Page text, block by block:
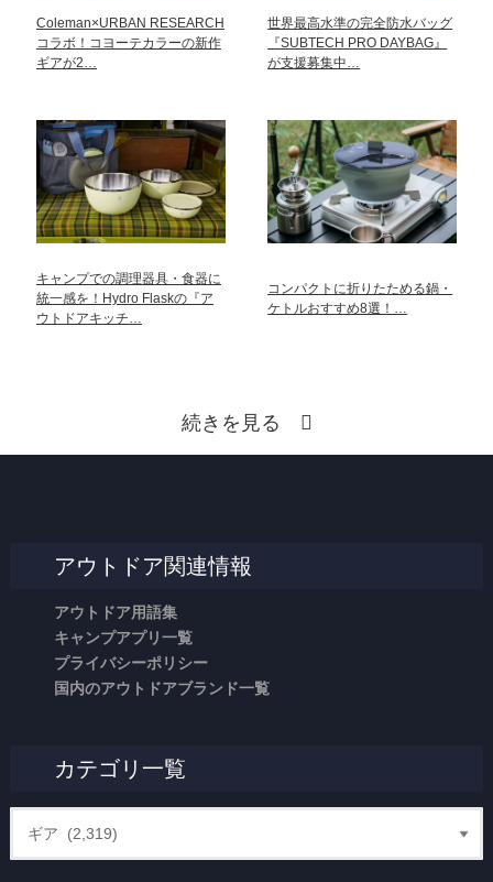
Coleman×URBAN RESEARCH
コラボ！コヨーテカラーの新作
ギアが2…
世界最高水準の完全防水バッグ
『SUBTECH PRO DAYBAG』
が支援募集中…
キャンプでの調理器具・食器に
統一感を！Hydro Flaskの『ア
ウトドアキッチ…
コンパクトに折りたためる鍋・
ケトルおすすめ8選！…
続きを見る
アウトドア関連情報
アウトドア用語集
キャンプアプリ一覧
プライバシーポリシー
国内のアウトドアブランド一覧
カテゴリ一覧